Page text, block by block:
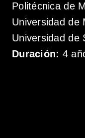
Politécnica de
Universidad de
Universidad de
Duración: 4